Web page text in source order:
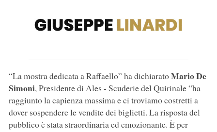
“La mostra dedicata a Raffaello” ha dichiaratoMario De
Simoni, Presidente di Ales - Scuderie del Quirinale “ha
raggiunto la capienza massima e ci troviamo costretti a
dover sospendere le vendite dei biglietti. La risposta del
pubblico è stata straordinaria ed emozionante. È per